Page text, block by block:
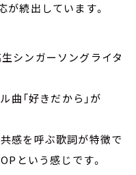
が続出しています。
シンガーソングライタ
曲「好きだから」が
感を呼ぶ歌詞が特徴で
という感じです。